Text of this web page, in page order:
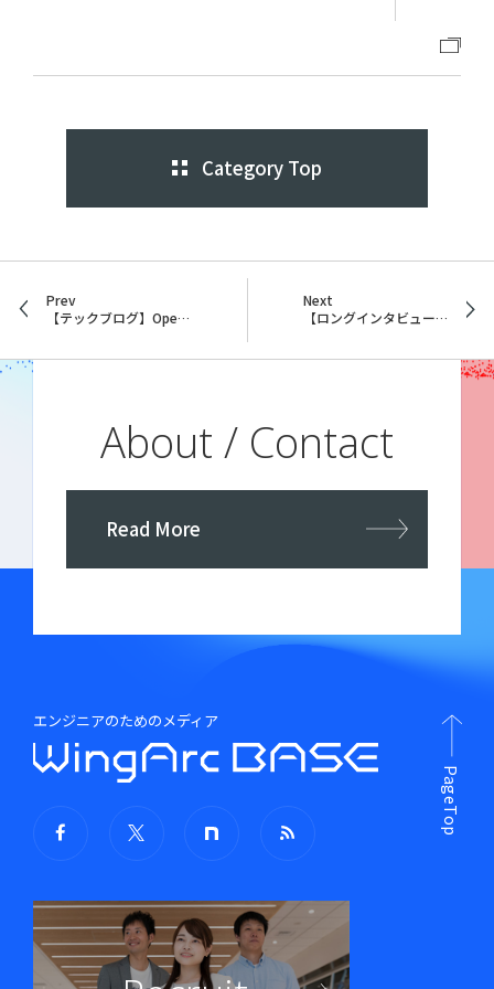
Category Top
Prev
【テックブログ】OpenAI*Fast API*Renderで社内業務を効率化しようとした話
Next
【ロングインタビュー】”卒業生”だからこそ見えたウイングアーク１ｓｔの魅力
About / Contact
Read More
エンジニアのためのメディア
PageTop